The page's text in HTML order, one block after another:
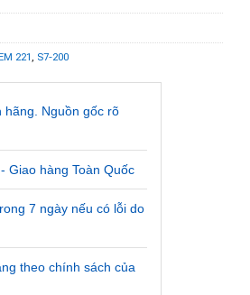
221, S7-200
hãng. Nguồn gốc rõ
Giao hàng Toàn Quốc
7 ngày nếu có lỗi do
theo chính sách của